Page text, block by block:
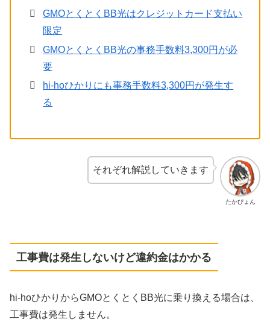
GMOとくとくBB光はクレジットカード支払い
限定
GMOとくとくBB光の事務手数料3,300円が必
要
hi-hoひかりにも事務手数料3,300円が発生す
る
たかぴょん
それぞれ解説していきます
工事費は発生しないけど違約金はかかる
hi-hoひかりからGMOとくとくBB光に乗り換える場合は、
工事費は発生しません。